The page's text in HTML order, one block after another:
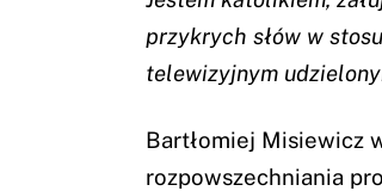
przykrych słów w
telewizyjnym
Bartłomiej Misiewicz
rozpowszechniania